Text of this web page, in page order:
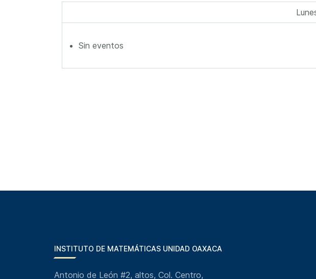
Sin eventos
INSTITUTO DE MATEMÁTICAS UNIDAD OAXACA
Antonio de León #2, altos, Col. Centro,